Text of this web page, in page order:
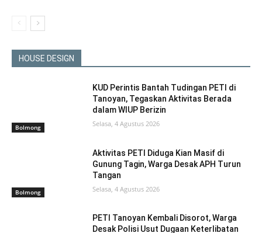
HOUSE DESIGN
Bolmong
KUD Perintis Bantah Tudingan PETI di
Tanoyan, Tegaskan Aktivitas Berada
dalam WIUP Berizin
Selasa, 4 Agustus 2026
Bolmong
Aktivitas PETI Diduga Kian Masif di
Gunung Tagin, Warga Desak APH Turun
Tangan
Selasa, 4 Agustus 2026
PETI Tanoyan Kembali Disorot, Warga
Desak Polisi Usut Dugaan Keterlibatan